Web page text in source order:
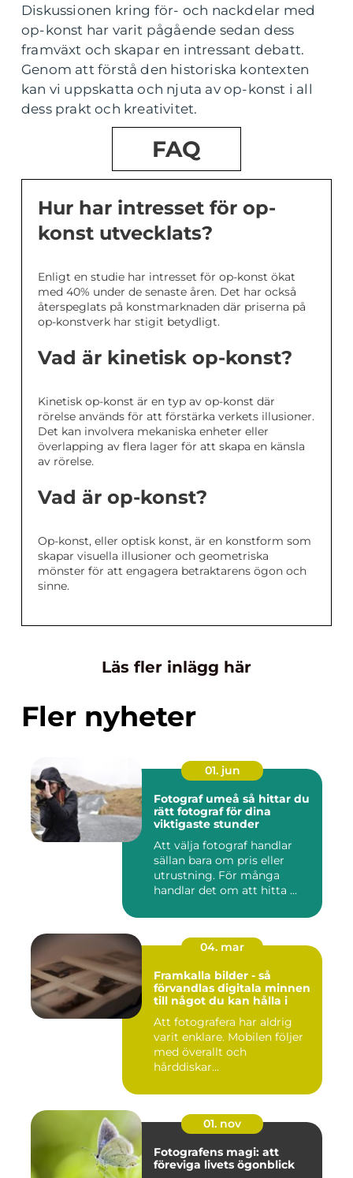
Diskussionen kring för- och nackdelar med
op-konst har varit pågående sedan dess
framväxt och skapar en intressant debatt.
Genom att förstå den historiska kontexten
kan vi uppskatta och njuta av op-konst i all
dess prakt och kreativitet.
FAQ
Hur har intresset för op-
konst utvecklats?
Enligt en studie har intresset för op-konst ökat
med 40% under de senaste åren. Det har också
återspeglats på konstmarknaden där priserna på
op-konstverk har stigit betydligt.
Vad är kinetisk op-konst?
Kinetisk op-konst är en typ av op-konst där
rörelse används för att förstärka verkets illusioner.
Det kan involvera mekaniska enheter eller
överlapping av flera lager för att skapa en känsla
av rörelse.
Vad är op-konst?
Op-konst, eller optisk konst, är en konstform som
skapar visuella illusioner och geometriska
mönster för att engagera betraktarens ögon och
sinne.
Läs fler inlägg här
Fler nyheter
01. jun
Fotograf umeå så hittar du
rätt fotograf för dina
viktigaste stunder
Att välja fotograf handlar
sällan bara om pris eller
utrustning. För många
handlar det om att hitta ...
04. mar
Framkalla bilder - så
förvandlas digitala minnen
till något du kan hålla i
Att fotografera har aldrig
varit enklare. Mobilen följer
med överallt och
hårddiskar...
01. nov
Fotografens magi: att
föreviga livets ögonblick